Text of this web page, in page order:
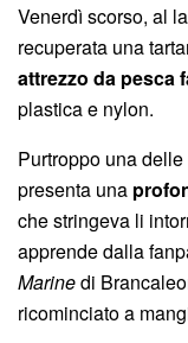
Venerdì scorso, al
recuperata una
attrezzo da pesca
plastica e nylon.
Purtroppo una
presenta una
che stringeva li
apprende dalla
Marinedi
ricominciato a